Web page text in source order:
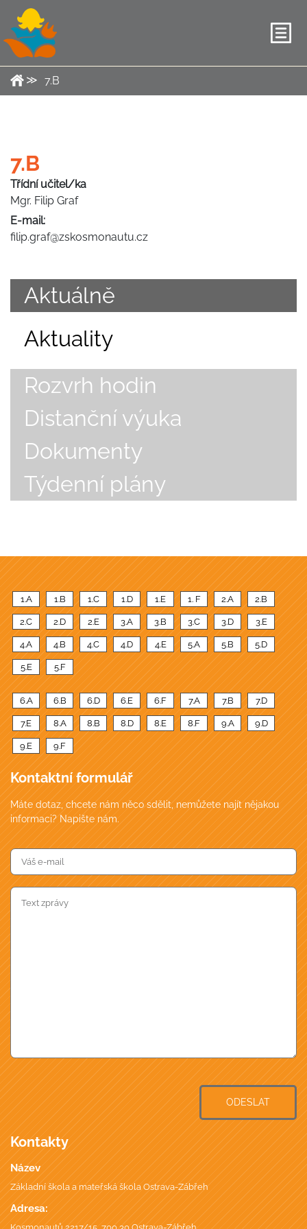
7.B
7.B
Třídní učitel/ka
Mgr. Filip Graf
E-mail:
filip.graf@zskosmonautu.cz
Aktuálně
Aktuality
Rozvrh hodin
Distanční výuka
Dokumenty
Týdenní plány
1.A 1.B 1.C 1.D 1.E 1. F 2.A 2.B
2.C 2.D 2.E 3.A 3.B 3.C 3.D 3.E
4.A 4.B 4.C 4.D 4.E 5.A 5.B 5.D
5.E 5.F
6.A 6.B 6.D 6.E 6.F 7.A 7.B 7.D
7.E 8.A 8.B 8.D 8.E 8.F 9.A 9.D
9.E 9.F
Kontaktní formulář
Máte dotaz, chcete nám něco sdělit, nemůžete najít nějakou
informaci? Napište nám.
ODESLAT
Kontakty
Název
Základní škola a mateřská škola Ostrava-Zábřeh
Adresa: